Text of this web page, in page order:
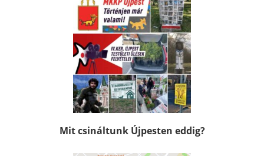
Mit csináltunk Újpesten eddig?